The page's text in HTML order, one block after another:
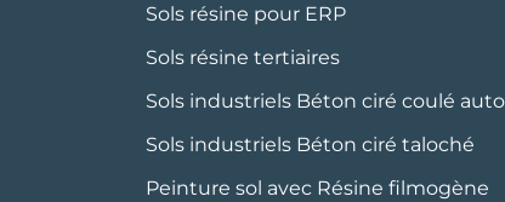
Sols résine pour ERP
Sols résine tertiaires
Sols industriels Béton ciré coulé
Sols industriels Béton ciré taloché
Peinture sol avec Résine filmogène